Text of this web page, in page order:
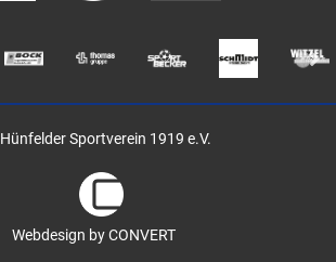
Hünfelder Sportverein 1919 e.V.
Webdesign by CONVERT